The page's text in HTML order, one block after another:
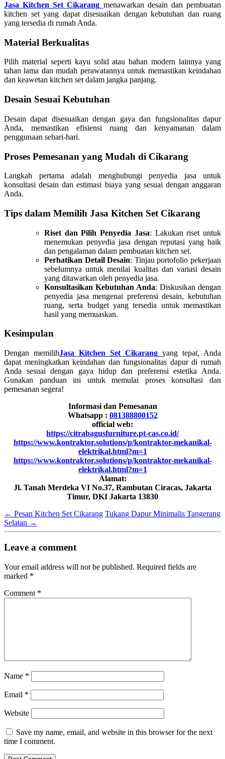
Jasa Kitchen Set Cikarang menawarkan desain dan pembuatan
kitchen set yang dapat disesuaikan dengan kebutuhan dan ruang
yang tersedia di rumah Anda.
Material Berkualitas
Pilih material seperti kayu solid atau bahan modern lainnya yang
tahan lama dan mudah perawatannya untuk memastikan keindahan
dan keawetan kitchen set dalam jangka panjang.
Desain Sesuai Kebutuhan
Desain dapat disesuaikan dengan gaya dan fungsionalitas dapur
Anda, memastikan efisiensi ruang dan kenyamanan dalam
penggunaan sehari-hari.
Proses Pemesanan yang Mudah di Cikarang
Langkah pertama adalah menghubungi penyedia jasa untuk
konsultasi desain dan estimasi biaya yang sesuai dengan anggaran
Anda.
Tips dalam Memilih Jasa Kitchen Set Cikarang
Riset dan Pilih Penyedia Jasa: Lakukan riset untuk
menemukan penyedia jasa dengan reputasi yang baik
dan pengalaman dalam pembuatan kitchen set.
Perhatikan Detail Desain: Tinjau portofolio pekerjaan
sebelumnya untuk menilai kualitas dan variasi desain
yang ditawarkan oleh penyedia jasa.
Konsultasikan Kebutuhan Anda: Diskusikan dengan
penyedia jasa mengenai preferensi desain, kebutuhan
ruang, serta budget yang tersedia untuk memastikan
hasil yang memuaskan.
Kesimpulan
Dengan memilihJasa Kitchen Set Cikarang yang tepat, Anda
dapat meningkatkan keindahan dan fungsionalitas dapur di rumah
Anda sesuai dengan gaya hidup dan preferensi estetika Anda.
Gunakan panduan ini untuk memulai proses konsultasi dan
pemesanan segera!
Informasi dan Pemesanan
Whatsapp : 081388800152
official web:
https://citrabagusfurniture.pt-cas.co.id/
https://www.kontraktor.solutions/p/kontraktor-mekanikal-
elektrikal.html?m=1
https://www.kontraktor.solutions/p/kontraktor-mekanikal-
elektrikal.html?m=1
Alamat:
Jl. Tanah Merdeka VI No.37, Rambutan Ciracas, Jakarta
Timur, DKI Jakarta 13830
← Pesan Kitchen Set Cikarang Tukang Dapur Minimalis Tangerang
Selatan →
Leave a comment
Your email address will not be published. Required fields are
marked *
Comment *
Name *
Email *
Website
Save my name, email, and website in this browser for the next
time I comment.